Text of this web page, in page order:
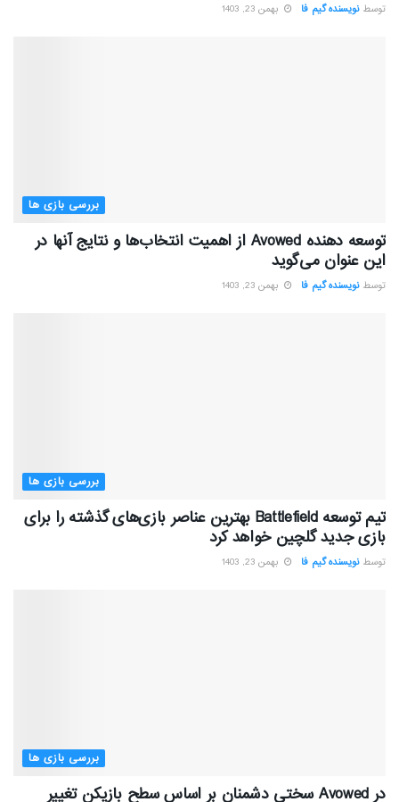
توسط نویسنده گیم فا بهمن 23, 1403
بررسی بازی ها
توسعه دهنده Avowed از اهمیت انتخاب‌ها و نتایج آنها در
این عنوان می‌گوید
توسط نویسنده گیم فا بهمن 23, 1403
بررسی بازی ها
تیم توسعه Battlefield بهترین عناصر بازی‌های گذشته را برای
بازی جدید گلچین خواهد کرد
توسط نویسنده گیم فا بهمن 23, 1403
بررسی بازی ها
در Avowed سختی دشمنان بر اساس سطح بازیکن تغییر